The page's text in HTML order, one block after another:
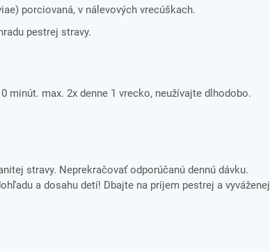
porciovaná, v nálevových vrecúškach.
pestrej stravy.
minút. max. 2x denne 1 vrecko, neužívajte dlhodobo.
stravy. Neprekračovať odporúčanú dennú dávku.
a dosahu detí! Dbajte na príjem pestrej a vyváženej